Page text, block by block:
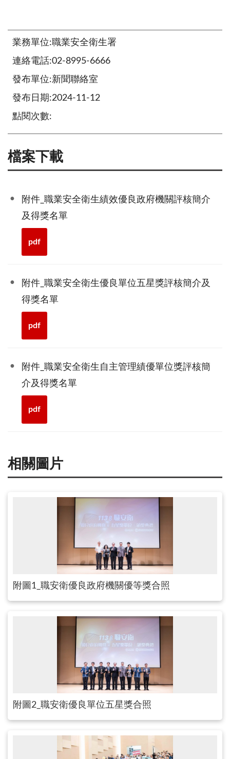
業務單位:職業安全衛生署
連絡電話:02-8995-6666
發布單位:新聞聯絡室
發布日期:2024-11-12
點閱次數:
檔案下載
附件_職業安全衛生績效優良政府機關評核簡介
及得獎名單
pdf
附件_職業安全衛生優良單位五星獎評核簡介及
得獎名單
pdf
附件_職業安全衛生自主管理績優單位獎評核簡
介及得獎名單
pdf
相關圖片
附圖1_職安衛優良政府機關優等獎合照
附圖2_職安衛優良單位五星獎合照